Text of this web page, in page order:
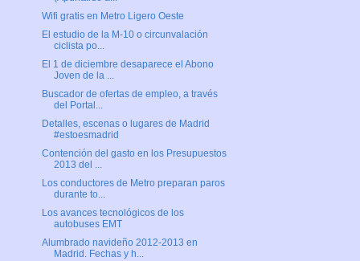
Wifi gratis en Metro Ligero Oeste
El estudio de la M-10 o circunvalación
ciclista po...
El 1 de diciembre desaparece el Abono
Joven de la ...
Buscador de ofertas de empleo, a través
del Portal...
Detalles, escenas o lugares de Madrid
#estoesmadrid
Contención del gasto en los Presupuestos
2013 del ...
Los conductores de Metro preparan paros
durante to...
Los avances tecnológicos de los
autobuses EMT
Alumbrado navideño 2012-2013 en
Madrid. Fechas y h...